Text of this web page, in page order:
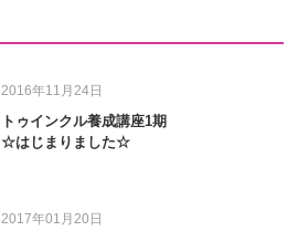
2016年11月24日
トゥインクル養成講座1期
☆はじまりました☆
2017年01月20日